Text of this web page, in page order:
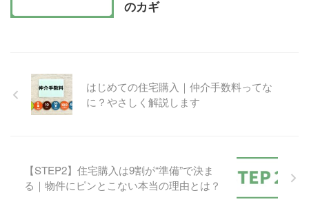
のカギ
はじめての住宅購入｜仲介手数料ってな
に？やさしく解説します
【STEP2】住宅購入は9割が“準備”で決ま
る｜物件にピンとこない本当の理由とは？